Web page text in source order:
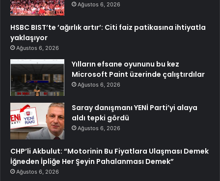
Ağustos 6, 2026
HSBC BIST’te ’ağırlık artır’: Citi faiz patikasına ihtiyatla
yaklaşıyor
Ağustos 6, 2026
Yılların efsane oyununu bu kez
Microsoft Paint üzerinde çalıştırdılar
Ağustos 6, 2026
Saray danışmanı YENİ Parti’yi alaya
aldı tepki gördü
Ağustos 6, 2026
CHP’li Akbulut: “Motorinin Bu Fiyatlara Ulaşması Demek
İğneden İpliğe Her Şeyin Pahalanması Demek”
Ağustos 6, 2026